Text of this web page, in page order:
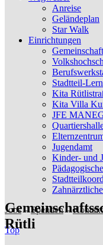
Anreise
Geländeplan
Star Walk
Einrichtungen
Stadtteil-
Kita
Kita Villa
JFE
Jugendamt
Kinder- und
Jobs–Spenden–Kontakt
Top
Rütli